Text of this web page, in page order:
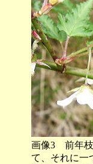
画像3 前年枝
て、それに一